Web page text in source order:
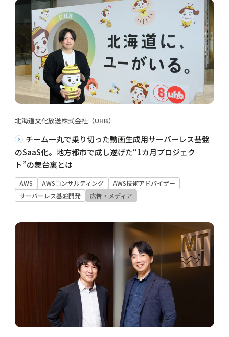
北海道文化放送株式会社（UHB）
チーム一丸で乗り切った動画生成用サーバーレス基盤
のSaaS化。地方都市で成し遂げた“1カ月プロジェク
ト”の舞台裏とは
AWS AWSコンサルティング
AWS技術アドバイザー
サーバーレス基盤開発
広告・メディア